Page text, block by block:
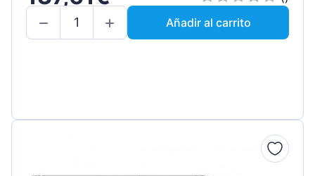
Añadir al carrito